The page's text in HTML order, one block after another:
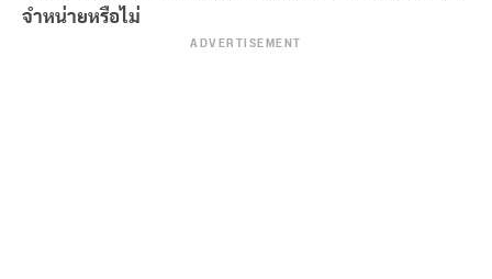
จำหน่ายหรือไม่
ADVERTISEMENT